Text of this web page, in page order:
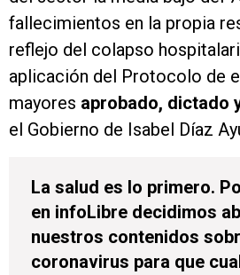
fallecimientos en la propia
reflejo del colapso
aplicación del Protocolo de
mayores aprobado, dictado
el Gobierno de Isabel Díaz
La salud es lo primero.
en infoLibre decidimos
nuestros contenidos
coronavirus para que